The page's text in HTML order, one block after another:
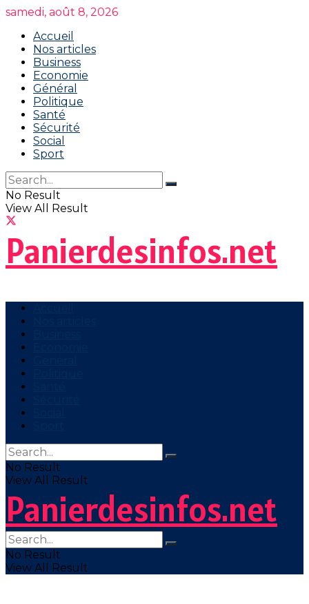
samedi, août 8, 2026
Accueil
Nos articles
Business
Economie
Général
Politique
Santé
Sécurité
Social
Sport
No Result
View All Result
Panierdesinfos.net
No Result
View All Result
Panierdesinfos.net
No Result
View All Result